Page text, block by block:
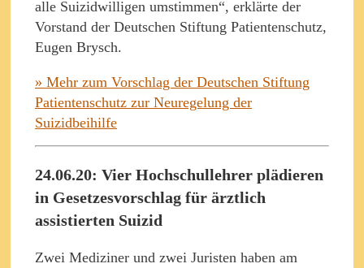
alle Suizidwilligen umstimmen“, erklärte der
Vorstand der Deutschen Stiftung Patientenschutz,
Eugen Brysch.
» Mehr zum Vorschlag der Deutschen Stiftung
Patientenschutz zur Neuregelung der
Suizidbeihilfe
24.06.20: Vier Hochschullehrer plädieren
in Gesetzesvorschlag für ärztlich
assistierten Suizid
Zwei Mediziner und zwei Juristen haben am